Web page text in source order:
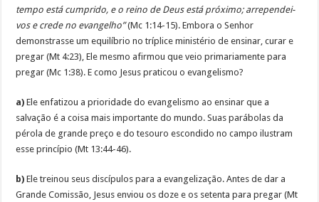
tempo está cumprido, e o reino de Deus está próximo; arrependei-
vos e crede no evangelho”(Mc 1:14-15). Embora o Senhor
demonstrasse um equilíbrio no tríplice ministério de ensinar, curar e
pregar (Mt 4:23), Ele mesmo afirmou que veio primariamente para
pregar (Mc 1:38). E como Jesus praticou o evangelismo?
a) Ele enfatizou a prioridade do evangelismo ao ensinar que a
salvação é a coisa mais importante do mundo. Suas parábolas da
pérola de grande preço e do tesouro escondido no campo ilustram
esse princípio (Mt 13:44-46).
b) Ele treinou seus discípulos para a evangelização. Antes de dar a
Grande Comissão, Jesus enviou os doze e os setenta para pregar (Mt